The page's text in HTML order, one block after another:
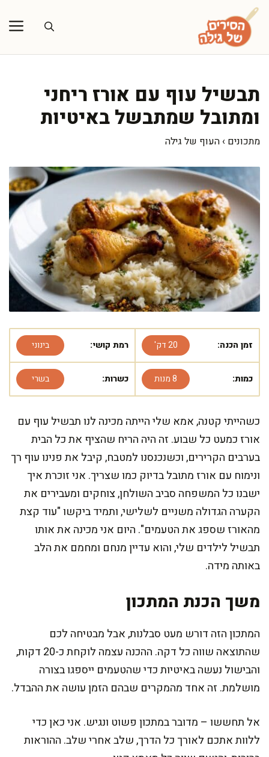
לדלג
לתוכן
תבשיל עוף עם אורז ריחני
ומתובל שמתבשל באיטיות
מתכונים › העוף של גילה
זמן הכנה: 20 דק' רמת קושי: בינוני
כמות: 8 מנות כשרות: בשרי
כשהייתי קטנה, אמא שלי הייתה מכינה לנו תבשיל עוף עם
אורז כמעט כל שבוע. זה היה הריח שהציף את כל הבית
בערבים הקרירים, וכשנכנסנו למטבח, קיבל את פנינו עוף רך
ונימוח עם אורז מתובל בדיוק כמו שצריך. אני זוכרת איך
ישבנו כל המשפחה סביב השולחן, צוחקים ומעבירים את
הקערה הגדולה משניים לשלישי, ותמיד ביקשו "עוד קצת
מהאורז שספג את הטעמים". היום אני מכינה את אותו
תבשיל לילדים שלי, והוא עדיין מנחם ומחמם את הלב
באותה מידה.
משך הכנת המתכון
המתכון הזה דורש מעט סבלנות, אבל מבטיחה לכם
שהתוצאה שווה כל דקה. ההכנה עצמה לוקחת כ-20 דקות,
והבישול נעשה באיטיות כדי שהטעמים ייספגו בצורה
מושלמת. זה אחד מהמקרים שבהם הזמן עושה את ההבדל.
אל תחששו – מדובר במתכון פשוט ונגיש. אני כאן כדי
ללוות אתכם לאורך כל הדרך, שלב אחרי שלב. ההוראות